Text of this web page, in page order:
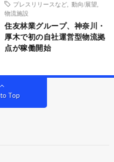
プレスリリースなど
動向/展望
物流施設
住友林業グループ、神奈川・
厚木で初の自社運営型物流拠
点が稼働開始
Top